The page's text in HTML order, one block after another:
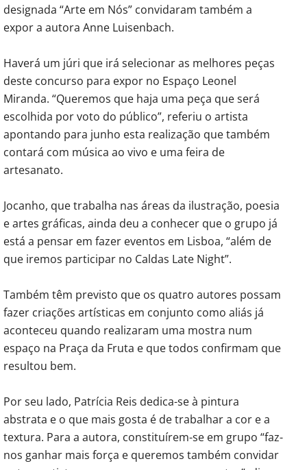
designada “Arte em Nós” convidaram também a
expor a autora Anne Luisenbach.
Haverá um júri que irá selecionar as melhores peças
deste concurso para expor no Espaço Leonel
Miranda. “Queremos que haja uma peça que será
escolhida por voto do público”, referiu o artista
apontando para junho esta realização que também
contará com música ao vivo e uma feira de
artesanato.
Jocanho, que trabalha nas áreas da ilustração, poesia
e artes gráficas, ainda deu a conhecer que o grupo já
está a pensar em fazer eventos em Lisboa, “além de
que iremos participar no Caldas Late Night”.
Também têm previsto que os quatro autores possam
fazer criações artísticas em conjunto como aliás já
aconteceu quando realizaram uma mostra num
espaço na Praça da Fruta e que todos confirmam que
resultou bem.
Por seu lado, Patrícia Reis dedica-se à pintura
abstrata e o que mais gosta é de trabalhar a cor e a
textura. Para a autora, constituírem-se em grupo “faz-
nos ganhar mais força e queremos também convidar